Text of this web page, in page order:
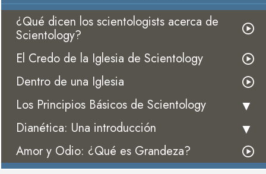
¿Qué dicen los scientologists acerca de
Scientology?
El Credo de la Iglesia de Scientology
Dentro de una Iglesia
Los Principios Básicos de Scientology
Dianética: Una introducción
Amor y Odio: ¿Qué es Grandeza?